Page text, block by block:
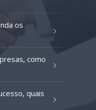
os
como
quais